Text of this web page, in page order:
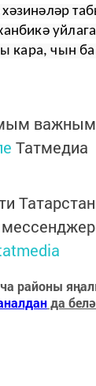
кара, чын
Татмедиа
районы
да